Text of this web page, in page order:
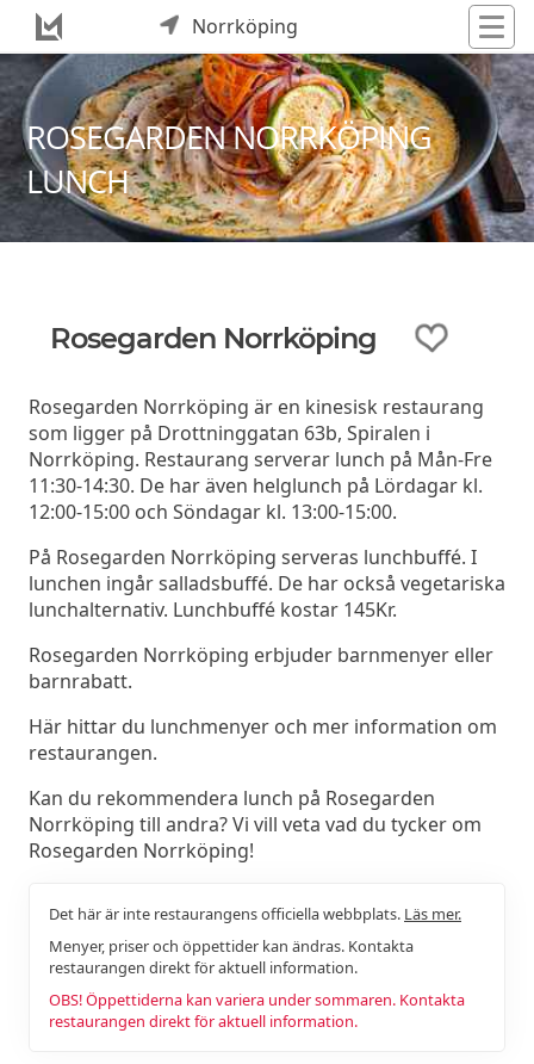
Norrköping
ROSEGARDEN NORRKÖPING
LUNCH
Rosegarden Norrköping
Rosegarden Norrköping är en kinesisk restaurang
som ligger på Drottninggatan 63b, Spiralen i
Norrköping. Restaurang serverar lunch på Mån-Fre
11:30-14:30. De har även helglunch på Lördagar kl.
12:00-15:00 och Söndagar kl. 13:00-15:00.
På Rosegarden Norrköping serveras lunchbuffé. I
lunchen ingår salladsbuffé. De har också vegetariska
lunchalternativ. Lunchbuffé kostar 145Kr.
Rosegarden Norrköping erbjuder barnmenyer eller
barnrabatt.
Här hittar du lunchmenyer och mer information om
restaurangen.
Kan du rekommendera lunch på Rosegarden
Norrköping till andra? Vi vill veta vad du tycker om
Rosegarden Norrköping!
Det här är inte restaurangens officiella webbplats. Läs mer.
Menyer, priser och öppettider kan ändras. Kontakta
restaurangen direkt för aktuell information.
OBS! Öppettiderna kan variera under sommaren. Kontakta
restaurangen direkt för aktuell information.